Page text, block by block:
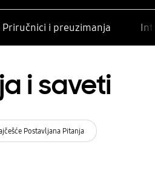
Priručnici i preuzimanja
i saveti
Postavljana Pitanja